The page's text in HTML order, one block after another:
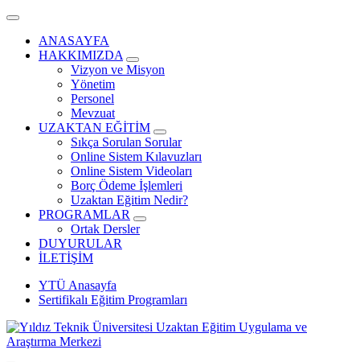
ANASAYFA
HAKKIMIZDA
Vizyon ve Misyon
Yönetim
Personel
Mevzuat
UZAKTAN EĞİTİM
Sıkça Sorulan Sorular
Online Sistem Kılavuzları
Online Sistem Videoları
Borç Ödeme İşlemleri
Uzaktan Eğitim Nedir?
PROGRAMLAR
Ortak Dersler
DUYURULAR
İLETİŞİM
YTÜ Anasayfa
Sertifikalı Eğitim Programları